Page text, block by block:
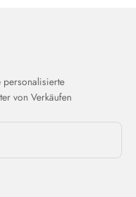
personalisierte
von Verkäufen